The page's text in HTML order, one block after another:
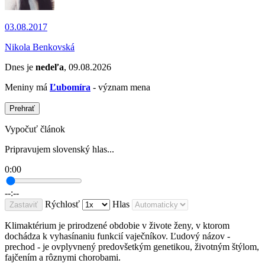
03.08.2017
Nikola Benkovská
Dnes je nedeľa, 09.08.2026
Meniny má Ľubomíra - význam mena
Prehrať
Vypočuť článok
Pripravujem slovenský hlas...
0:00
--:--
Zastaviť Rýchlosť Hlas
Klimaktérium je prirodzené obdobie v živote ženy, v ktorom
dochádza k vyhasínaniu funkcií vaječníkov. Ľudový názov -
prechod - je ovplyvnený predovšetkým genetikou, životným štýlom,
fajčením a rôznymi chorobami.